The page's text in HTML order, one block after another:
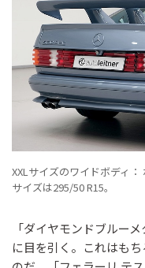
XXLサイズのワイドボディ
サイズは295/50 R15。
「ダイヤモンドブルー
に目を引く。これはも